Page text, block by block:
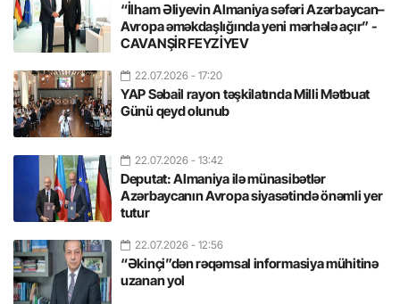
“İlham Əliyevin Almaniya səfəri Azərbaycan–
Avropa əməkdaşlığında yeni mərhələ açır” -
CAVANŞİR FEYZİYEV
22.07.2026 - 17:20
YAP Səbail rayon təşkilatında Milli Mətbuat
Günü qeyd olunub
22.07.2026 - 13:42
Deputat: Almaniya ilə münasibətlər
Azərbaycanın Avropa siyasətində önəmli yer
tutur
22.07.2026 - 12:56
“Əkinçi”dən rəqəmsal informasiya mühitinə
uzanan yol